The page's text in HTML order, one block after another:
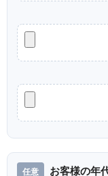
お客様の年